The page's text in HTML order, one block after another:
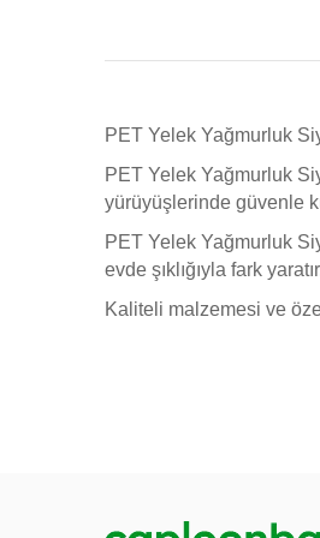
PET Yelek Yağmurluk
PET Yelek Yağmurluk
yürüyüşlerinde güvenle
PET Yelek Yağmurluk
evde şıklığıyla fark
Kaliteli malzemesi ve